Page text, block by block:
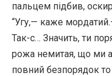
пальцем підбив,
“Угу,— каже
Так-с… Значить, ти
рожа немитая, що ми
повний безпорядок